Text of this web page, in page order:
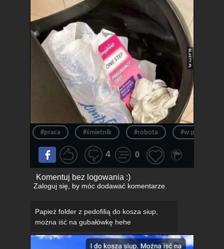
#praca #śmietnik #robota #w pracy
4 0
Komentuj bez logowania :)
Zaloguj się, by móc dodawać komentarze.
Papież folder z pedofilią do kosza siup,
można iść na gubałówkę hehe